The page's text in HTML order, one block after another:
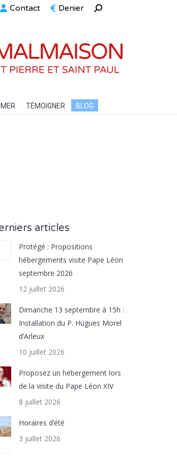
Contact Denier
Recherche
TÉMOIGNER BLOG
articles
Protégé : Propositions
hébergements visite Pape Léon
septembre 2026
12 juillet 2026
Dimanche 13 septembre à 15h :
Installation du P. Hugues Morel
d’Arleux
10 juillet 2026
Proposez un hébergement lors
de la visite du Pape Léon XIV
8 juillet 2026
Horaires d’été
3 juillet 2026
SE FORMER TÉMOIGNER